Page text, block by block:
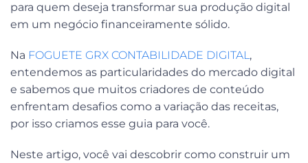
para quem deseja transformar sua produção digital
em um negócio financeiramente sólido.
Na FOGUETE GRX CONTABILIDADE DIGITAL,
entendemos as particularidades do mercado digital
e sabemos que muitos criadores de conteúdo
enfrentam desafios como a variação das receitas,
por isso criamos esse guia para você.
Neste artigo, você vai descobrir como construir um